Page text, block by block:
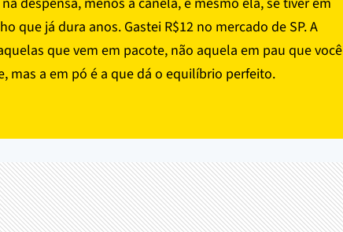
que já dura anos. Gastei R$12 no mercado de SP. A
que vem em pacote, não aquela em pau que você
mas a em pó é a que dá o equilíbrio perfeito.